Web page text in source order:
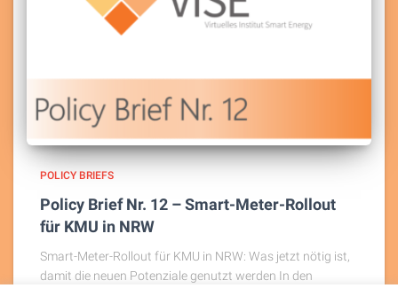
POLICY BRIEFS
Policy Brief Nr. 12 – Smart-Meter-Rollout
für KMU in NRW
Smart-Meter-Rollout für KMU in NRW: Was jetzt nötig ist,
damit die neuen Potenziale genutzt werden In den